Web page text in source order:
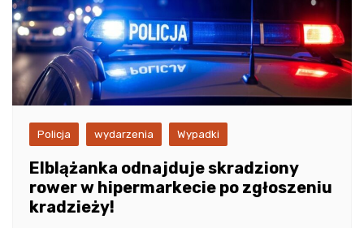
Policja wydarzenia Wypadki
Elblążanka odnajduje skradziony
rower w hipermarkecie po zgłoszeniu
kradzieży!